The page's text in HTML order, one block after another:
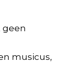
geen
musicus,